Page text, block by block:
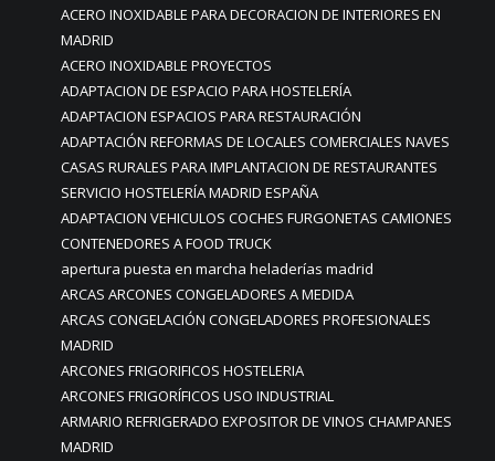
ACERO INOXIDABLE PARA DECORACION DE INTERIORES EN
MADRID
ACERO INOXIDABLE PROYECTOS
ADAPTACION DE ESPACIO PARA HOSTELERÍA
ADAPTACION ESPACIOS PARA RESTAURACIÓN
ADAPTACIÓN REFORMAS DE LOCALES COMERCIALES NAVES
CASAS RURALES PARA IMPLANTACION DE RESTAURANTES
SERVICIO HOSTELERÍA MADRID ESPAÑA
ADAPTACION VEHICULOS COCHES FURGONETAS CAMIONES
CONTENEDORES A FOOD TRUCK
apertura puesta en marcha heladerías madrid
ARCAS ARCONES CONGELADORES A MEDIDA
ARCAS CONGELACIÓN CONGELADORES PROFESIONALES
MADRID
ARCONES FRIGORIFICOS HOSTELERIA
ARCONES FRIGORÍFICOS USO INDUSTRIAL
ARMARIO REFRIGERADO EXPOSITOR DE VINOS CHAMPANES
MADRID